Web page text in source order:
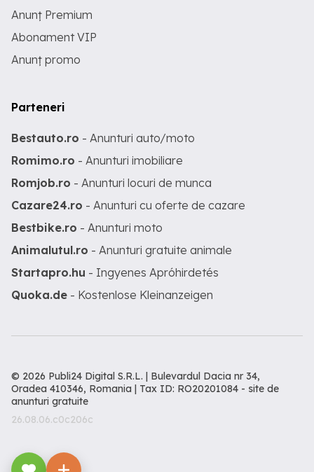
Anunț Premium
Abonament VIP
Anunț promo
Parteneri
Bestauto.ro - Anunturi auto/moto
Romimo.ro - Anunturi imobiliare
Romjob.ro - Anunturi locuri de munca
Cazare24.ro - Anunturi cu oferte de cazare
Bestbike.ro - Anunturi moto
Animalutul.ro - Anunturi gratuite animale
Startapro.hu - Ingyenes Apróhirdetés
Quoka.de - Kostenlose Kleinanzeigen
© 2026 Publi24 Digital S.R.L. | Bulevardul Dacia nr 34,
Oradea 410346, Romania | Tax ID: RO20201084 - site de
anunturi gratuite
26.08.06.c0c206c